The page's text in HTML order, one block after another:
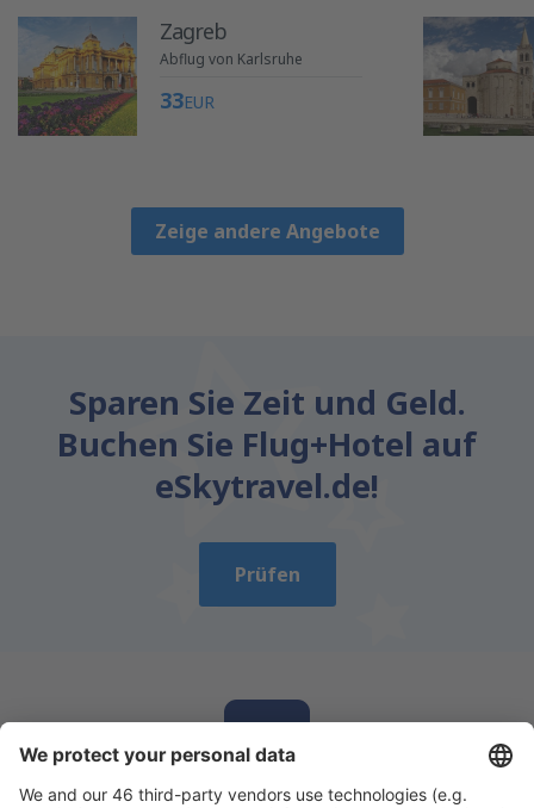
Zagreb
Abflug von Karlsruhe
33EUR
Zeige andere Angebote
Sparen Sie Zeit und Geld.
Buchen Sie Flug+Hotel auf
eSkytravel.de!
Prüfen